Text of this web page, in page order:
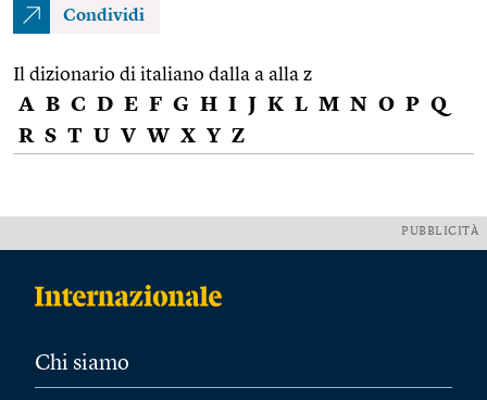
Condividi
Il dizionario di italiano dalla a alla z
A B C D E F G H I J K L M N O P Q
R S T U V W X Y Z
PUBBLICITÀ
Chi siamo